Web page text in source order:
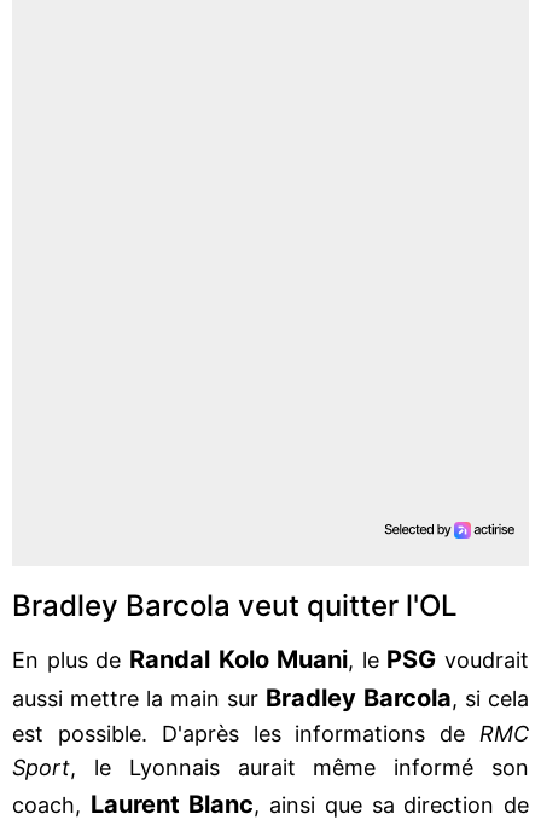
Bradley Barcola veut quitter l'OL
En plus de Randal Kolo Muani, le PSG voudrait
aussi mettre la main sur Bradley Barcola, si cela
est possible. D'après les informations de RMC
Sport, le Lyonnais aurait même informé son
coach, Laurent Blanc, ainsi que sa direction de